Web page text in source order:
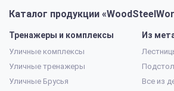
Каталог продукции
Тренажеры и комплексы
Уличные комплексы
Уличные тренажеры
Уличные Брусья
Из
Все из